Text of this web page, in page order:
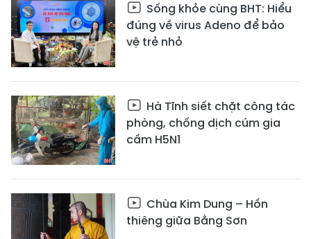
Sống khỏe cùng BHT: Hiểu
đúng về virus Adeno để bảo
vệ trẻ nhỏ
Hà Tĩnh siết chặt công tác
phòng, chống dịch cúm gia
cầm H5N1
Chùa Kim Dung – Hồn
thiêng giữa Bằng Sơn